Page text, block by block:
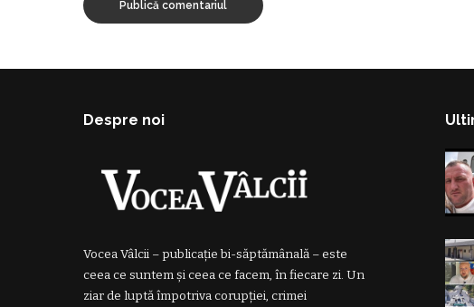
Despre noi
Vocea Vâlcii – publicație bi-săptămânală – este
ceea ce suntem și ceea ce facem, în fiecare zi. Un
ziar de luptă împotriva corupției, crimei